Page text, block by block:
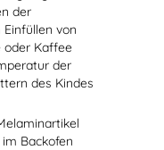
der
von
oder Kaffee
der
des Kindes
Backofen